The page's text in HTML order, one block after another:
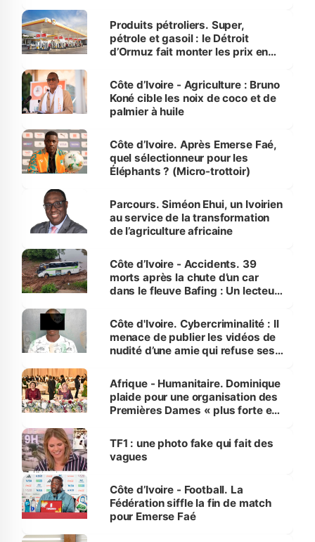
menacées
Produits pétroliers. Super,
pétrole et gasoil : le Détroit
d’Ormuz fait monter les prix en
Côte d’Ivoire - Agriculture : Bruno
Koné cible les noix de coco et de
palmier à huile
Côte d’Ivoire. Après Emerse Faé,
quel sélectionneur pour les
Éléphants ? (Micro-trottoir)
Parcours. Siméon Ehui, un Ivoirien
au service de la transformation
de l’agriculture africaine
Côte d’Ivoire - Accidents. 39
morts après la chute d’un car
dans le fleuve Bafing : Un lecteur
des Transports
Côte d'Ivoire. Cybercriminalité : Il
menace de publier les vidéos de
nudité d’une amie qui refuse ses
Afrique - Humanitaire. Dominique
plaide pour une organisation des
Premières Dames « plus forte et
sur la scène internationale »
TF1 : une photo fake qui fait des
vagues
Côte d’Ivoire - Football. La
Fédération siffle la fin de match
pour Emerse Faé